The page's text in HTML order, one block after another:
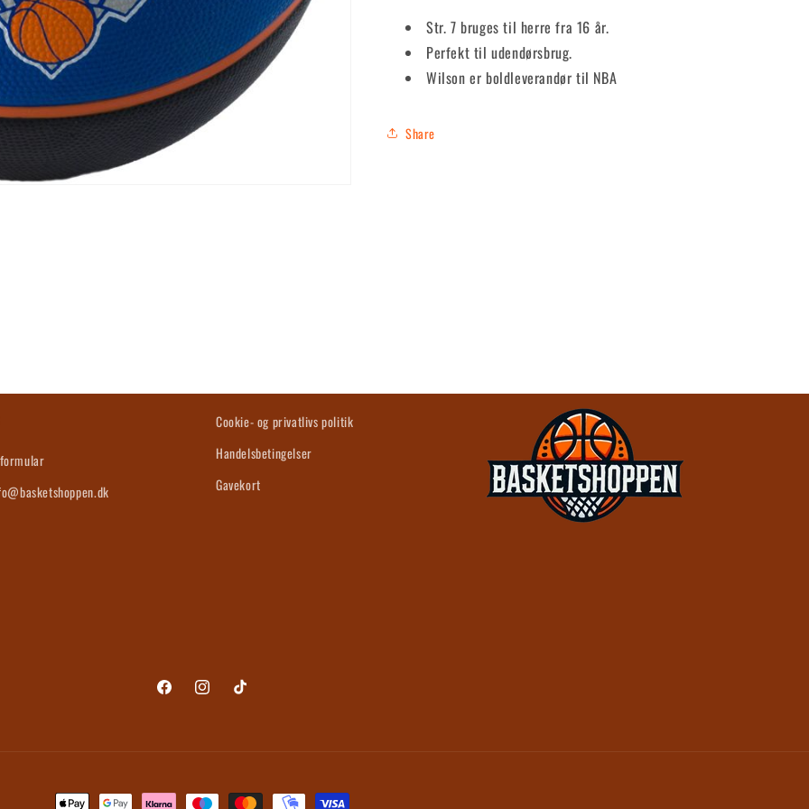
Str. 7 bruges til herre fra 16 år.
Perfekt til udendørsbrug.
Wilson er boldleverandør til NBA
Share
Cookie- og privatlivs politik
Handelsbetingelser
Gavekort
FacebookInstagramTikTok
Betalingsmetoder